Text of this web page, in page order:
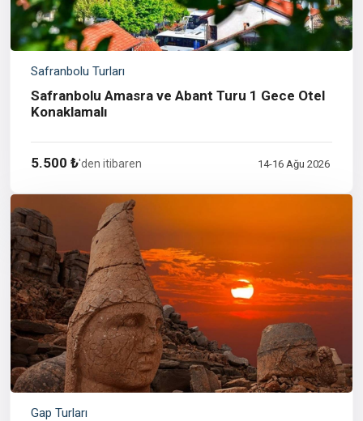
Safranbolu Turları
Safranbolu Amasra ve Abant Turu 1 Gece Otel
Konaklamalı
5.500 ₺'den itibaren 14-16 Ağu 2026
Gap Turları